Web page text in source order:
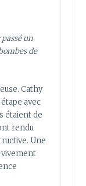
un
de
Cathy
avec
étaient de
rendu
Une
vivement